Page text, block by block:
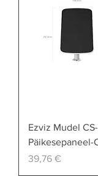
Ezviz Mudel
Päikesepaneel-
Price
39,76 €